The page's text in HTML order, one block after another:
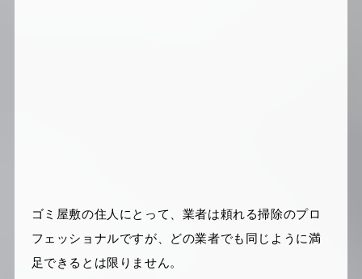
ゴミ屋敷の住人にとって、業者は頼れる掃除のプロ
フェッショナルですが、どの業者でも同じように満
足できるとは限りません。